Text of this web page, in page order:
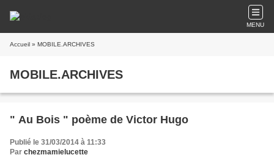
MENU
Accueil » MOBILE.ARCHIVES
MOBILE.ARCHIVES
" Au Bois " poème de Victor Hugo
Publié le 31/03/2014 à 11:33
Par chezmamielucette